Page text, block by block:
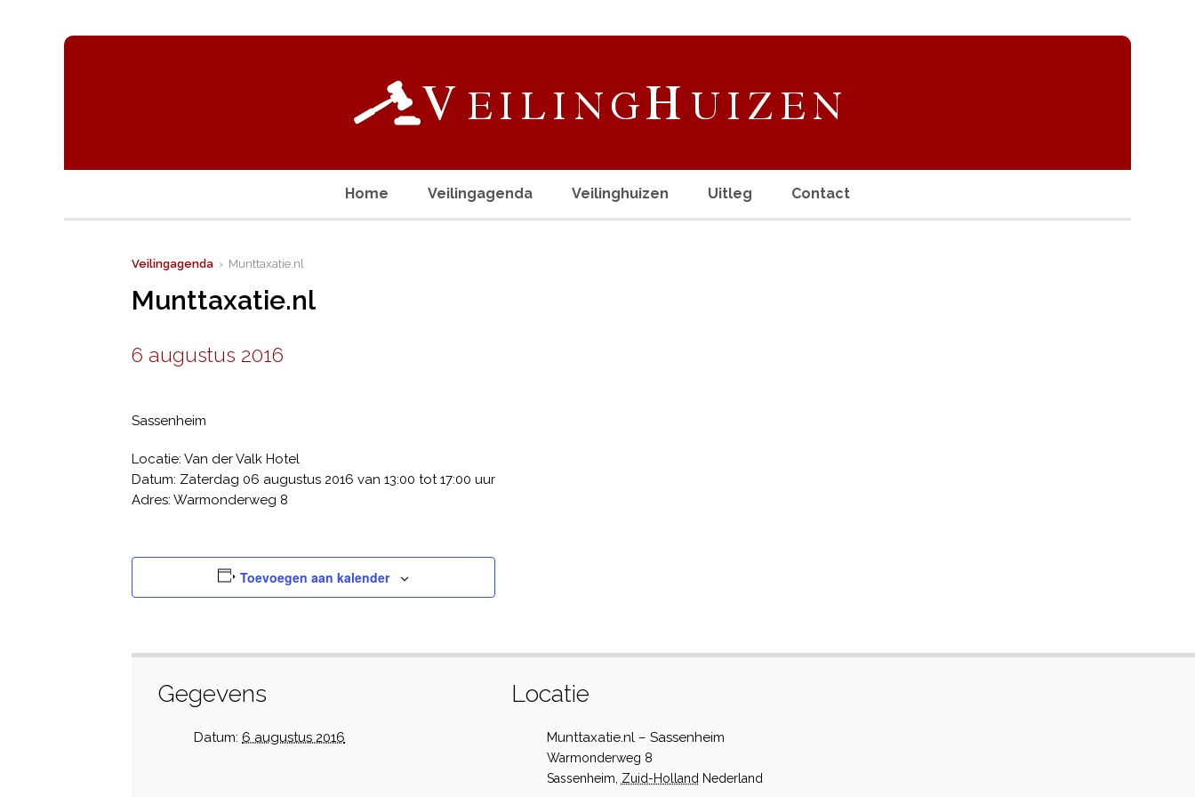
Home Veilingagenda Veilinghuizen Uitleg Contact
Veilingagenda › Munttaxatie.nl
Munttaxatie.nl
6 augustus 2016
Sassenheim
Locatie: Van der Valk Hotel
Datum: Zaterdag 06 augustus 2016 van 13:00 tot 17:00 uur
Adres: Warmonderweg 8
Toevoegen aan kalender
Gegevens
Datum: 6 augustus 2016
Locatie
Munttaxatie.nl – Sassenheim
Warmonderweg 8
Sassenheim Zuid-Holland Nederland